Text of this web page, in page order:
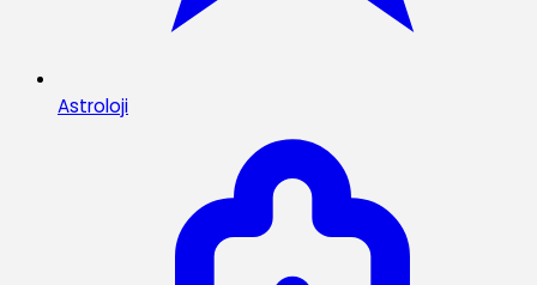
Astroloji